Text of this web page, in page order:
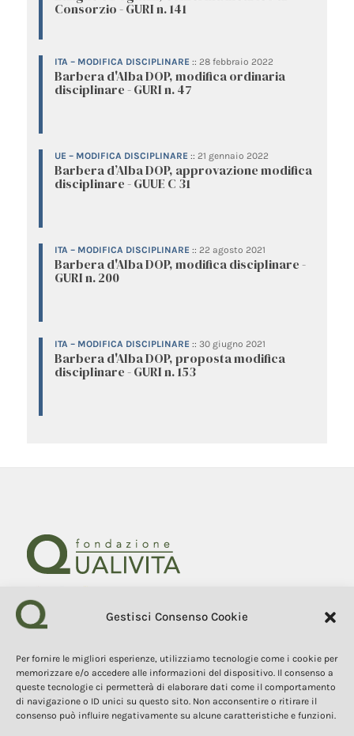
Gestisci Consenso Cookie
Per fornire le migliori esperienze, utilizziamo tecnologie come i cookie per
memorizzare e/o accedere alle informazioni del dispositivo. Il consenso a
queste tecnologie ci permetterà di elaborare dati come il comportamento
di navigazione o ID unici su questo sito. Non acconsentire o ritirare il
consenso può influire negativamente su alcune caratteristiche e funzioni.
Consorzio - GURI n. 141
ITA – MODIFICA DISCIPLINARE :: 28 febbraio 2022
Barbera d'Alba DOP, modifica ordinaria
disciplinare - GURI n. 47
UE – MODIFICA DISCIPLINARE :: 21 gennaio 2022
Barbera d’Alba DOP, approvazione modifica
disciplinare - GUUE C 31
ITA – MODIFICA DISCIPLINARE :: 22 agosto 2021
Barbera d'Alba DOP, modifica disciplinare -
GURI n. 200
ITA – MODIFICA DISCIPLINARE :: 30 giugno 2021
Barbera d'Alba DOP, proposta modifica
disciplinare - GURI n. 153
Fondazione Qualivita
53100 Siena (Si) Italy
Tel. +39 0577 1503049
COPYRIGHT 2025
I contenuti, i testi e le immagini di questo sito web sono di